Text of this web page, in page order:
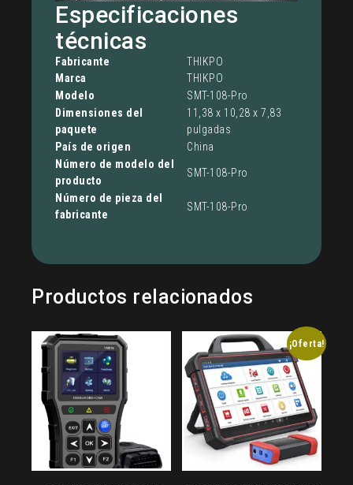
Especificaciones
técnicas
Fabricante
‎‎THIKPO
Marca
‎THIKPO
Modelo
‎SMT-108-Pro
Dimensiones del
paquete
‎11,38 x 10,28 x 7,83
pulgadas
País de origen
‎China
Número de modelo del
producto
‎SMT-108-Pro
Número de pieza del
fabricante
‎SMT-108-Pro
Productos relacionados
¡Oferta!